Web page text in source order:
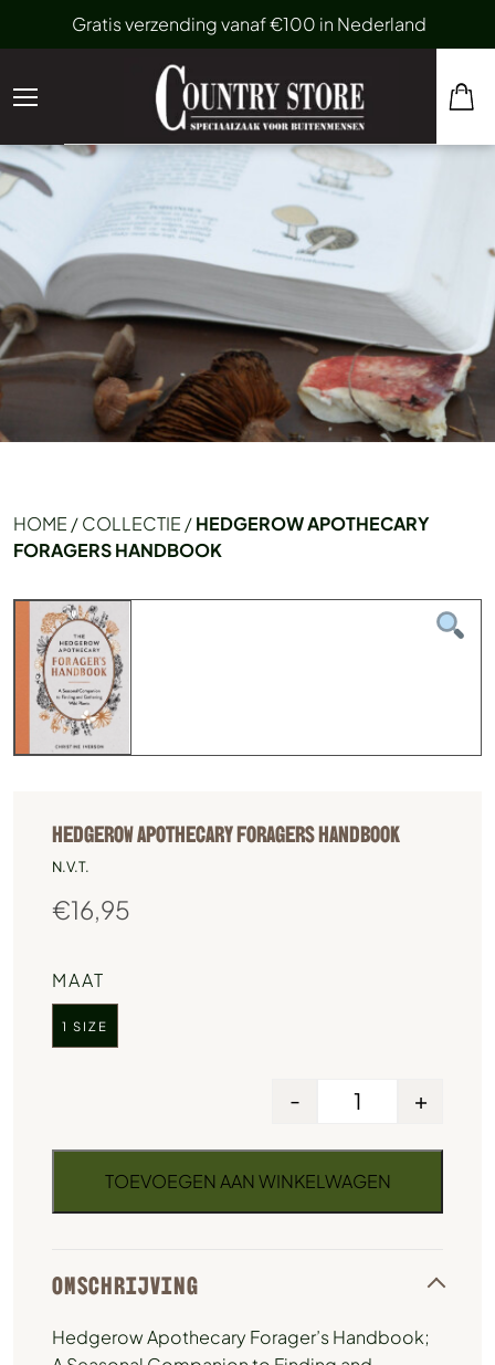
Gratis verzending vanaf €100 in Nederland
HOME /COLLECTIE /HEDGEROW APOTHECARY
FORAGERS HANDBOOK
HEDGEROW APOTHECARY FORAGERS HANDBOOK
N.V.T.
€16,95
MAAT
1 SIZE
- +
TOEVOEGEN AAN WINKELWAGEN
OMSCHRIJVING
Hedgerow Apothecary Forager’s Handbook;